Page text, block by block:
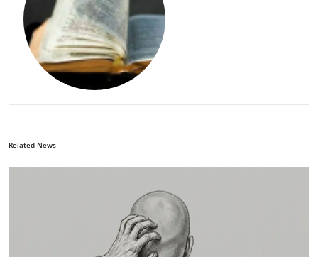
Related News